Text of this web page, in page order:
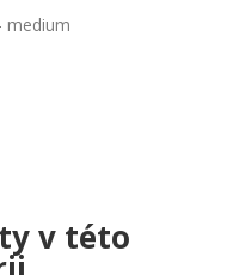
medium
v této